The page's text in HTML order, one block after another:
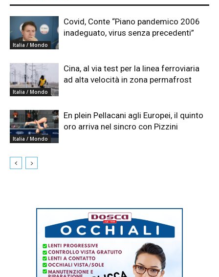
Italia / Mondo
Covid, Conte “Piano pandemico 2006
inadeguato, virus senza precedenti”
Italia / Mondo
Cina, al via test per la linea ferroviaria
ad alta velocità in zona permafrost
Italia / Mondo
En plein Pellacani agli Europei, il quinto
oro arriva nel sincro con Pizzini